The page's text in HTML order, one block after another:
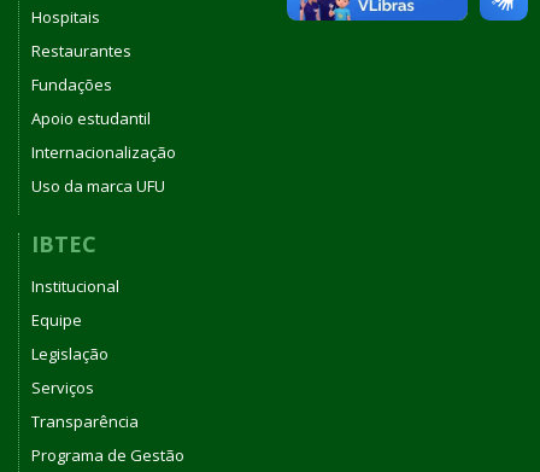
Hospitais
Restaurantes
Fundações
Apoio estudantil
Internacionalização
Uso da marca UFU
IBTEC
Institucional
Equipe
Legislação
Serviços
Transparência
Programa de Gestão